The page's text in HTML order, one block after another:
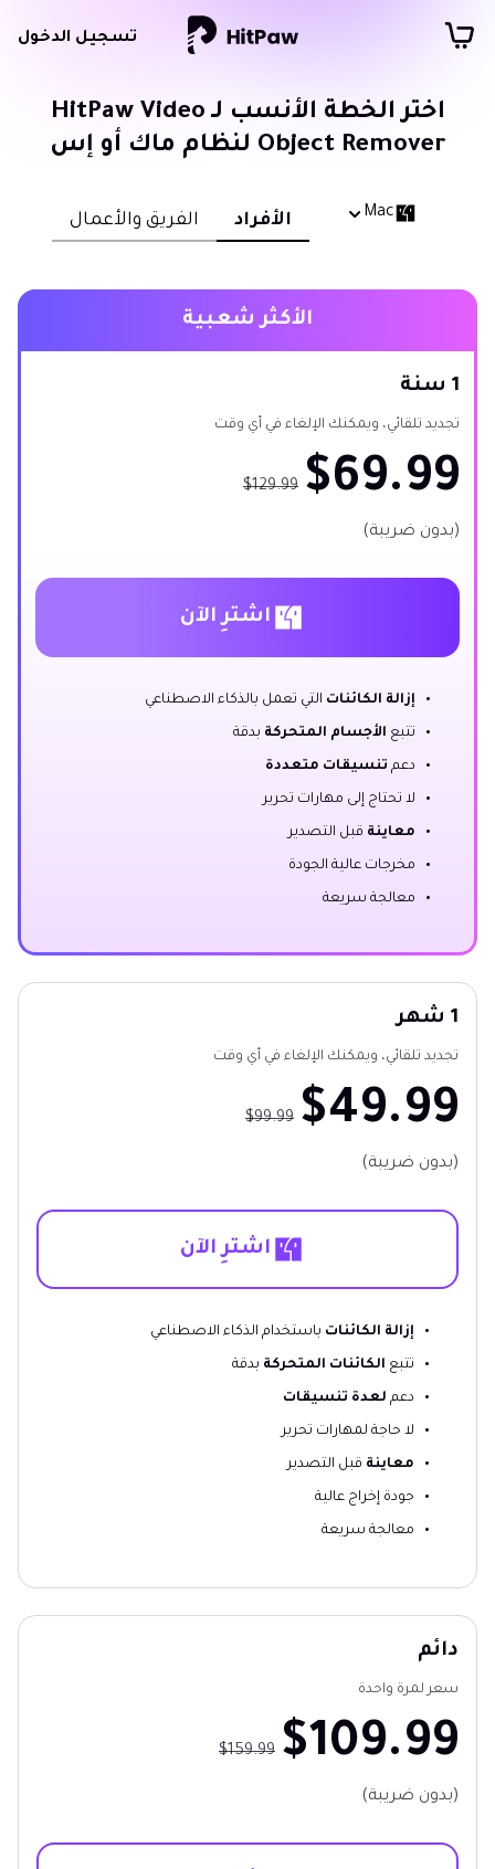
تسجيل الدخول
اختر الخطة الأنسب لـ HitPaw Video
Object Remover لنظام ماك أو إس
Mac الأفراد الفريق والأعمال
1 شهر
تجديد تلقائي، ويمكنك الإلغاء في أي وقت
$49.99
$99.99
(بدون ضريبة)
اشترِ الآن
إزالة الكائنات باستخدام الذكاء الاصطناعي
تتبع الكائنات المتحركة بدقة
دعم لعدة تنسيقات
لا حاجة لمهارات تحرير
معاينة قبل التصدير
جودة إخراج عالية
معالجة سريعة
الأكثر شعبية
1 سنة
تجديد تلقائي، ويمكنك الإلغاء في أي وقت
$69.99
$129.99
(بدون ضريبة)
اشترِ الآن
إزالة الكائنات التي تعمل بالذكاء الاصطناعي
تتبع الأجسام المتحركة بدقة
دعم تنسيقات متعددة
لا تحتاج إلى مهارات تحرير
معاينة قبل التصدير
مخرجات عالية الجودة
معالجة سريعة
دائم
سعر لمرة واحدة
$109.99
$159.99
(بدون ضريبة)